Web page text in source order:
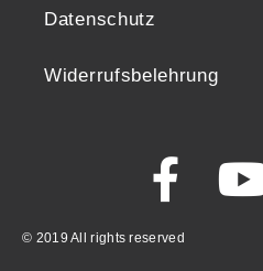
Datenschutz
Widerrufsbelehrung
© 2019 All rights reserved